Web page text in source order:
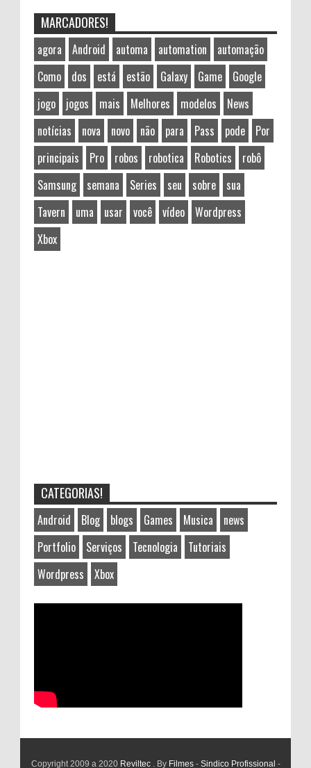
MARCADORES!
agora Android automa automation
automação
Como
dos está estão Galaxy Game
Google
jogo
jogos mais Melhores modelos
News
notícias
nova novo não para Pass pode
Por
principais
Pro robos robotica Robotics
robô
Samsung
semana Series seu sobre
sua
Tavern
uma usar você vídeo
Wordpress
Xbox
CATEGORIAS!
Android Blog blogs Games Musica
news
Portfolio
Serviços Tecnologia
Tutoriais
Wordpress
Xbox
Copyright 2009 a 2020 Reviltec . By Filmes- Sindico Profissional -